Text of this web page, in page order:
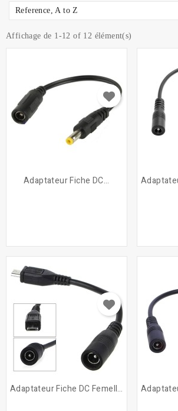
Reference, A to Z
Affichage de 1-12 of 12 élément(s)
Adaptateur Fiche DC...
Adaptateur Fiche DC Femelle...